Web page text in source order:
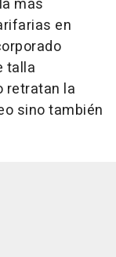
más
en
talla
retratan la
sino también